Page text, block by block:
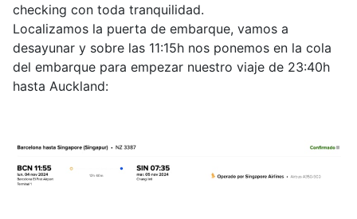
checking con toda tranquilidad.
Localizamos la puerta de embarque, vamos a
desayunar y sobre las 11:15h nos ponemos en la cola
del embarque para empezar nuestro viaje de 23:40h
hasta Auckland: